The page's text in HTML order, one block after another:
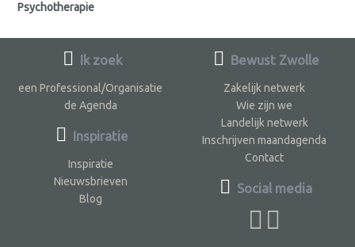
Psychotherapie
Ik zoek
een Professional/Organisatie
de Agenda
Inspiratie
Inspiratie
Nieuwsbrieven
Blog
Bewust Zwolle
Zakelijk netwerk
Wie zijn we
Landelijk netwerk
Inschrijven maandagenda
Contact
Social media